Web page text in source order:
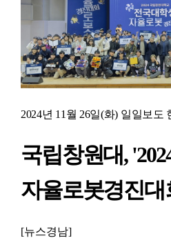
2024년 11월 26일(화) 일일보도
국립창원대,
자율로봇경진
[뉴스경남]